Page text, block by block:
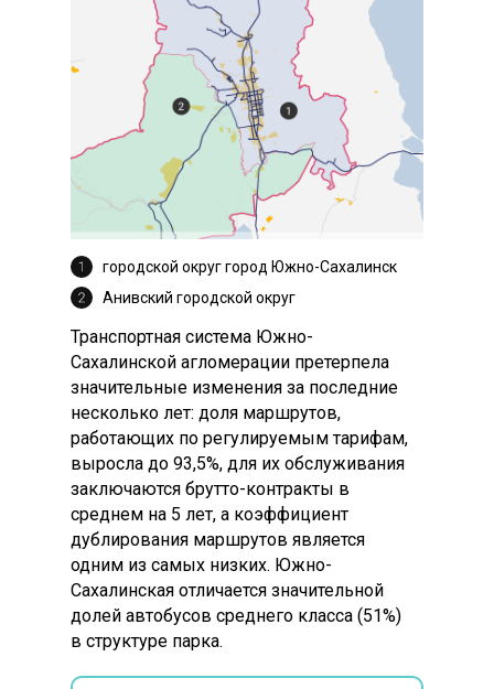
Транспортная система Южно-
Сахалинской агломерации претерпела
значительные изменения за последние
несколько лет: доля маршрутов,
работающих по регулируемым тарифам,
выросла до 93,5%, для их обслуживания
заключаются брутто-контракты в
среднем на 5 лет, а коэффициент
дублирования маршрутов является
одним из самых низких. Южно-
Сахалинская отличается значительной
долей автобусов среднего класса (51%)
в структуре парка.
городской округ город Южно-Сахалинск
Анивский городской округ